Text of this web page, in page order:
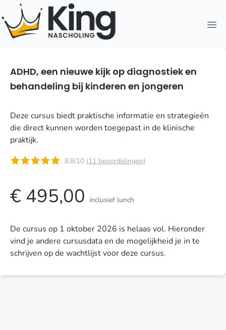
ADHD, een nieuwe kijk op diagnostiek en
behandeling bij kinderen en jongeren
Deze cursus biedt praktische informatie en strategieën
die direct kunnen worden toegepast in de klinische
praktijk.
8.8/10 (11 beoordelingen)
€ 495,00 inclusief lunch
De cursus op 1 oktober 2026 is helaas vol. Hieronder
vind je andere cursusdata en de mogelijkheid je in te
schrijven op de wachtlijst voor deze cursus.